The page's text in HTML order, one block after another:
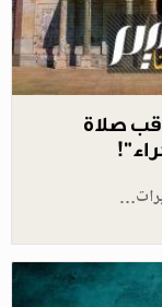
صلاة